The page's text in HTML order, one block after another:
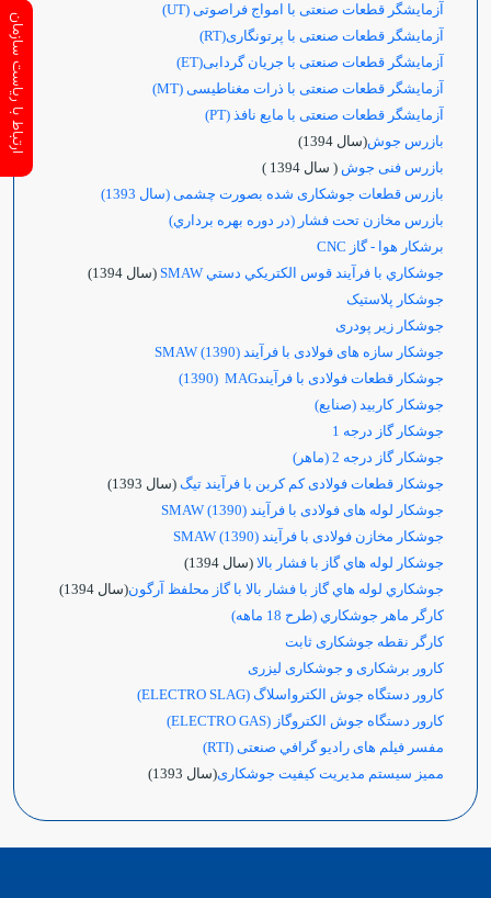
آزمایشگر قطعات صنعتی با امواج فراصوتی (UT)
آزمایشگر قطعات صنعتی با پرتونگاری(RT)
آزمایشگر قطعات صنعتی با جریان گردابی(ET)
آزمایشگر قطعات صنعتی با ذرات مغناطیسی (MT)
آزمایشگر قطعات صنعتی با مایع نافذ (PT)
بازرس جوش(سال 1394)
بازرس فنی جوش ( سال 1394 )
بازرس قطعات جوشکاری شده بصورت چشمی (سال 1393)
بازرس مخازن تحت فشار (در دوره بهره برداري)
برشکار هوا - گاز CNC
جوشكاري با فرآيند قوس الكتريكي دستي SMAW
(سال 1394)
جوشکار پلاستیک
جوشکار زیر پودری
جوشکار سازه های فولادی با فرآیند (1390) SMAW
جوشکار قطعات فولادی با فرآیندMAG
(1390)
جوشکار کاربید (صنایع)
جوشکار گاز درجه 1
جوشکار گاز درجه 2 (ماهر)
جوشکار قطعات فولادی کم کربن با فرآیند تیگ (سال 1393)
جوشکار لوله های فولادی با فرآیند (1390) SMAW
جوشکار مخازن فولادی با فرآیند (1390) SMAW
جوشكار لوله هاي گاز با فشار بالا (سال 1394)
جوشكاري لوله هاي گاز با فشار بالا با گاز محلفظ آرگون(سال 1394)
كارگر ماهر جوشكاري (طرح 18 ماهه)
کارگر نقطه جوشکاری ثابت
کارور برشکاری و جوشکاری لیزری
کارور دستگاه جوش الکترواسلاگ (ELECTRO SLAG
)
کارور دستگاه جوش الکتروگاز (ELECTRO GAS
)
مفسر فيلم های راديو گرافي صنعتی (RTI)
ممیز سیستم مدیریت کیفیت جوشکاری(سال 1393)
ارتباط با ریاست سازمان